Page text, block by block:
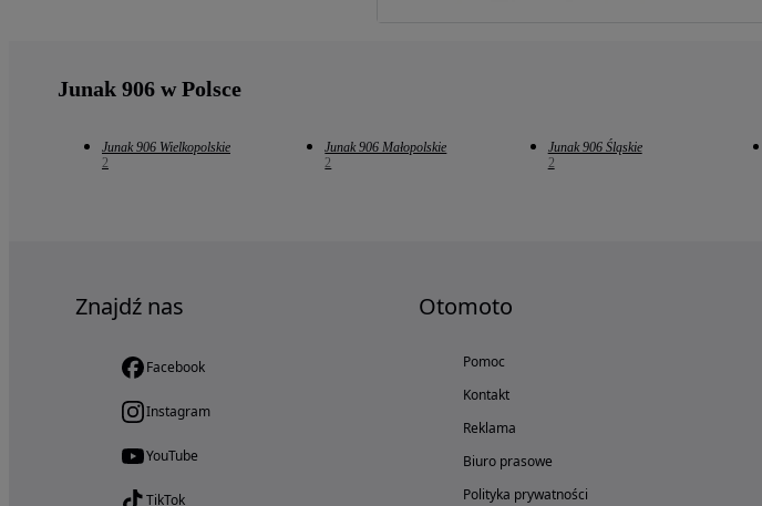
Junak 906 w Polsce
Junak 906 Wielkopolskie
2
Junak 906 Małopolskie
2
Junak 906 Śląskie
2
Znajdź nas
Facebook
Instagram
YouTube
TikTok
Otomoto
Pomoc
Kontakt
Reklama
Biuro prasowe
Polityka prywatności